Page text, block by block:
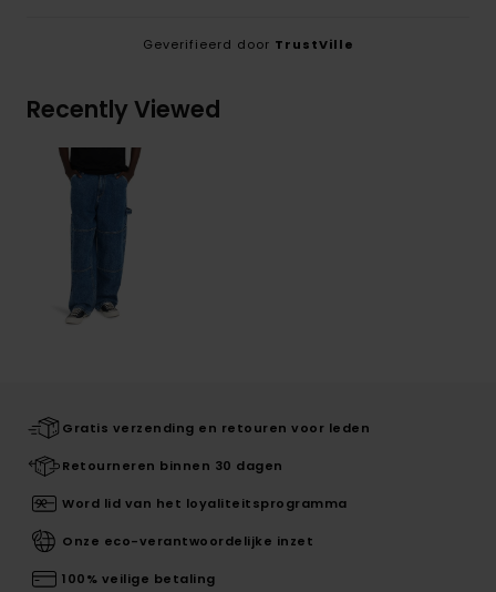
Geverifieerd door TrustVille
Recently Viewed
Gratis verzending en retouren voor leden
Retourneren binnen 30 dagen
Word lid van het loyaliteitsprogramma
Onze eco-verantwoordelijke inzet
100% veilige betaling